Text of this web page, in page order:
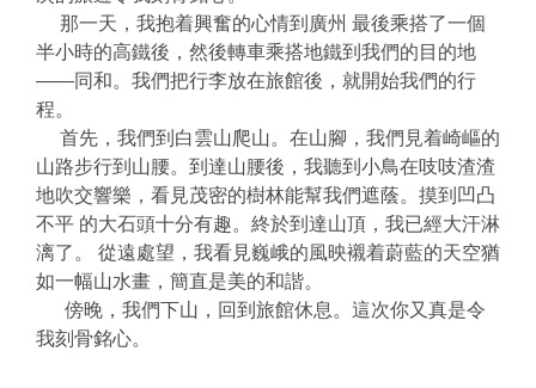
那一天，我抱着興奮的心情到廣州 最後乘搭了一個
半小時的高鐵後，然後轉車乘搭地鐵到我們的目的地
——同和。我們把行李放在旅館後，就開始我們的行
程。
首先，我們到白雲山爬山。在山腳，我們見着崎嶇的
山路步行到山腰。到達山腰後，我聽到小鳥在吱吱渣渣
地吹交響樂，看見茂密的樹林能幫我們遮蔭。摸到凹凸
不平 的大石頭十分有趣。終於到達山頂，我已經大汗淋
漓了。 從遠處望，我看見巍峨的風映襯着蔚藍的天空猶
如一幅山水畫，簡直是美的和諧。
傍晚，我們下山，回到旅館休息。這次你又真是令
我刻骨銘心。